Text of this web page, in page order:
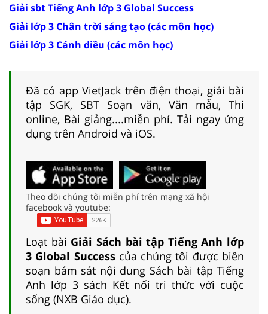
Giải sbt Tiếng Anh lớp 3 Global Success
Giải lớp 3 Chân trời sáng tạo (các môn học)
Giải lớp 3 Cánh diều (các môn học)
Đã có app VietJack trên điện thoại, giải bài
tập SGK, SBT Soạn văn, Văn mẫu, Thi
online, Bài giảng....miễn phí. Tải ngay ứng
dụng trên Android và iOS.
Theo dõi chúng tôi miễn phí trên mạng xã hội
facebook và youtube:
Loạt bài Giải Sách bài tập Tiếng Anh lớp
3 Global Successcủa chúng tôi được biên
soạn bám sát nội dung Sách bài tập Tiếng
Anh lớp 3 sách Kết nối tri thức với cuộc
sống (NXB Giáo dục).